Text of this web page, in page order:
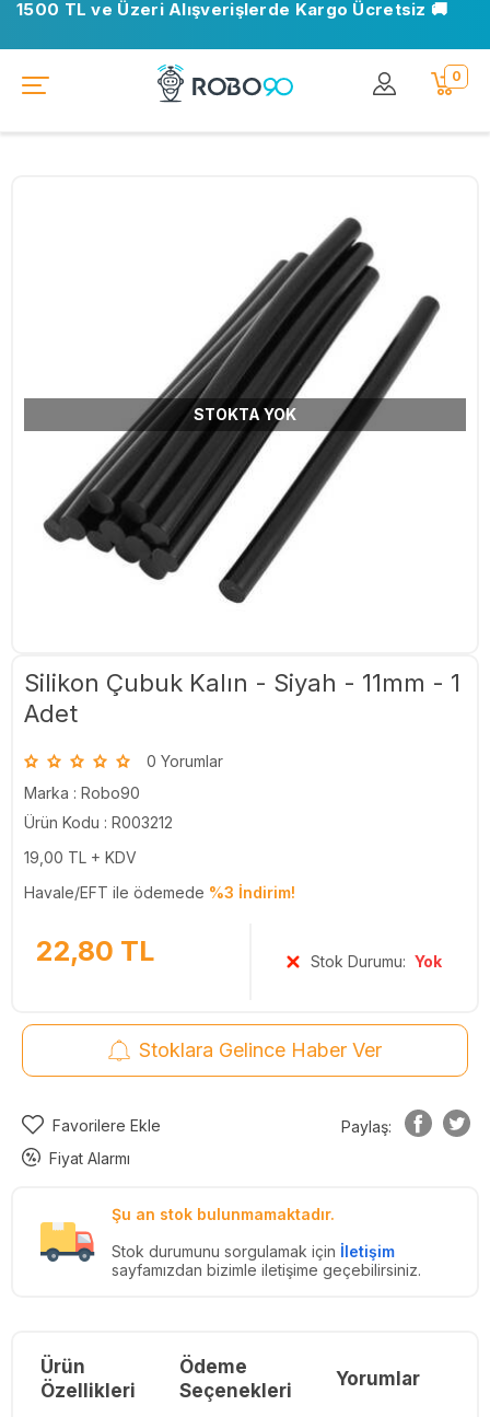
1500 TL ve Üzeri Alışverişlerde Kargo Ücretsiz 🚚
0
STOKTA YOK
Silikon Çubuk Kalın - Siyah - 11mm - 1
Adet
0 Yorumlar
Marka : Robo90
Ürün Kodu : R003212
19,00 TL + KDV
Havale/EFT ile ödemede %3 İndirim!
22,80 TL Stok Durumu:Yok
Stoklara Gelince Haber Ver
Favorilere Ekle
Fiyat Alarmı
Paylaş:
Şu an stok bulunmamaktadır.
Stok durumunu sorgulamak için İletişim
sayfamızdan bizimle iletişime geçebilirsiniz.
Ürün
Özellikleri
Ödeme
Seçenekleri
Yorumlar